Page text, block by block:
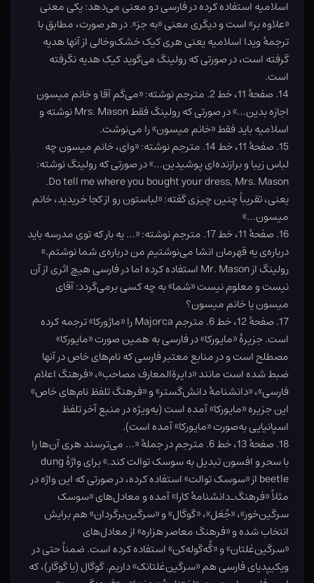
اسلامیه استفاده کرده در فارسی دو معنی می‌دهد: یکی معنی
«علاوه بر» است و دیگری معنی «به جز». در هر صورت، مطابق با
ترجمۀ ویدا اسلامیه یعنی هری کیک خشک‌وخالی از آنها هدیه
گرفته است، در صورتی که رولینگ می‌گوید کیک هدیه نگرفته
است.
14. صفحۀ 11، خط 2. مترجم نوشته: «می‌گم آقا و خانم میسون
اجازه بدین…» در صورتی که رولینگ فقط Mrs. Mason نوشته و
اسلامیه باید فقط «خانم میسون» را می‌نوشت.
15. صفحۀ 11، خط 14. مترجم نوشته: «وای، خانم میسون چه
لباس زیبا و برازنده‌ای پوشیدین…» در صورتی که رولینگ نوشته:
Do tell me where you bought your dress, Mrs. Mason.
یعنی، تقریباً چنین چیزی گفته: «لباستون رو از کجا خریدید، خانم
میسون…»
16. صفحۀ 11، خط 17. مترجم نوشته: «… یه بار که توی مدرسه باید
درباره‌ی یه قهرمان انشا می‌نوشتیم من درباره‌ی شما نوشتم.»
رولینگ از Mr. Mason استفاده کرده اما در فارسی هیچ اثری از آن
نیست و معلوم نیست «شما» به چه کسی برمی‌گردد: آقای
میسون یا خانم میسون؟
17. صفحۀ 12، خط 6. مترجم Majorca را «ماژورکا» ترجمه کرده
است. جزیرۀ «مایورکا» در فارسی به همین صورت «مایورکا»
مصطلح است و در منابع معتبر فارسی که نام‌های خاص در آنها
ضبط شده است مانند «دایرة‌المعارف مصاحب»، «فرهنگ اعلام
فارسی»، «دانشنامۀ دانش‌گستر» و «فرهنگ تلفظ نام‌های خاص»
این جزیره «مایورکا» آمده است (به‌ویژه در منبع آخر تلفظ
اسپانیایی به‌صورت «مایورکا» آمده است).
18. صفحۀ 13، خط 6. مترجم در جملۀ «… می‌ترسند هری آن‌ها را
با سحر و افسون تبدیل به سوسک توالت کند.» برای واژۀ dung
beetle از «سوسک توالت» استفاده کرده، در صورتی که این واژه در
مثلاً «فرهنگ‌ـ‌دانشنامۀ کارا» آمده و معادل‌های «سوسک
سرگین‌خور»، «جُعَل»، «گوگال» و «سرگین‌برگردان» هم برایش
انتخاب شده و «فرهنگ معاصر هزاره» از معادل‌های
«سرگین‌غلتان» و «گُه‌گوله‌کن» استفاده کرده است. ضمناً حتی در
ویکیپدیای فارسی هم «سرگین‌غلتانک» داریم. گوگال (یا گوگار)، که